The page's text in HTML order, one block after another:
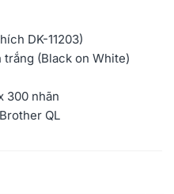
DK-11203)
trắng (Black on White)
300 nhãn
QL